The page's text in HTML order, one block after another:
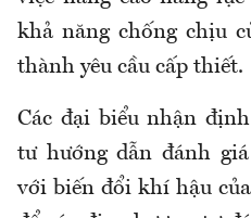
khả năng chống chịu
thành yêu cầu cấp thiết.
Các đại biểu nhận
tư hướng dẫn đánh
với biến đổi khí hậu